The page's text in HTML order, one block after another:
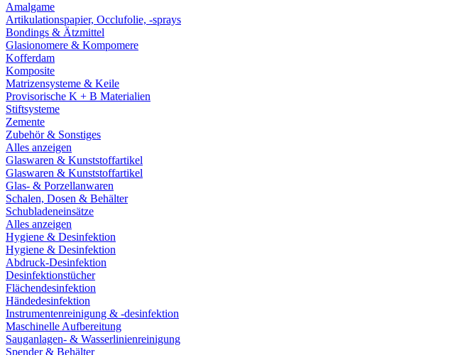
Amalgame
Artikulationspapier, Occlufolie, -sprays
Bondings & Ätzmittel
Glasionomere & Kompomere
Kofferdam
Komposite
Matrizensysteme & Keile
Provisorische K + B Materialien
Stiftsysteme
Zemente
Zubehör & Sonstiges
Alles anzeigen
Glaswaren & Kunststoffartikel
Glaswaren & Kunststoffartikel
Glas- & Porzellanwaren
Schalen, Dosen & Behälter
Schubladeneinsätze
Alles anzeigen
Hygiene & Desinfektion
Hygiene & Desinfektion
Abdruck-Desinfektion
Desinfektionstücher
Flächendesinfektion
Händedesinfektion
Instrumentenreinigung & -desinfektion
Maschinelle Aufbereitung
Sauganlagen- & Wasserlinienreinigung
Spender & Behälter